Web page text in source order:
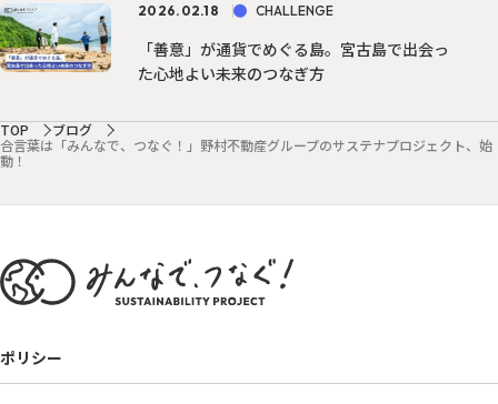
2026.02.18 CHALLENGE
「善意」が通貨でめぐる島。宮古島で出会っ
た心地よい未来のつなぎ方
TOP
ブログ
合言葉は「みんなで、つなぐ！」野村不動産グループのサステナプロジェクト、始
動！
ポリシー